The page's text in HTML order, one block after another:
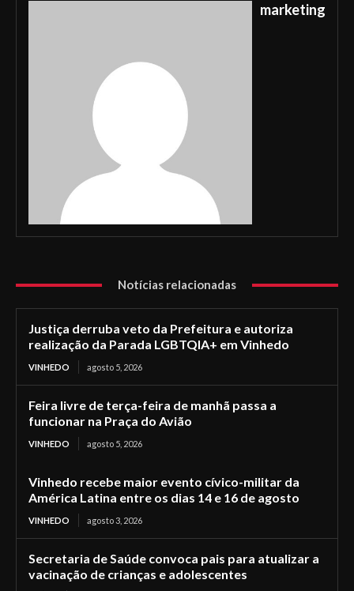
marketing
Notícias relacionadas
Justiça derruba veto da Prefeitura e autoriza
realização da Parada LGBTQIA+ em Vinhedo
VINHEDO agosto 5, 2026
Feira livre de terça-feira de manhã passa a
funcionar na Praça do Avião
VINHEDO agosto 5, 2026
Vinhedo recebe maior evento cívico-militar da
América Latina entre os dias 14 e 16 de agosto
VINHEDO agosto 3, 2026
Secretaria de Saúde convoca pais para atualizar a
vacinação de crianças e adolescentes